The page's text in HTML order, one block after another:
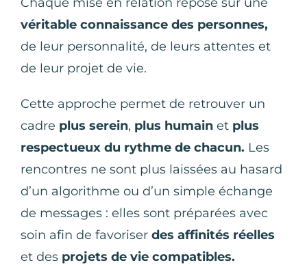
véritable connaissance des personnes,
de leur personnalité, de leurs attentes et
de leur projet de vie.
Cette approche permet de retrouver un
cadre plus serein, plus humain et plus
respectueux du rythme de chacun. Les
rencontres ne sont plus laissées au hasard
d’un algorithme ou d’un simple échange
de messages : elles sont préparées avec
soin afin de favoriser des affinités réelles
et des projets de vie compatibles.